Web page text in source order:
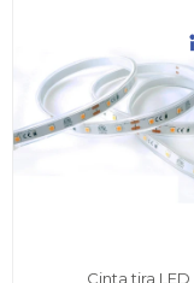
Cinta tira LED